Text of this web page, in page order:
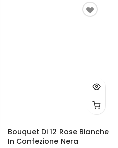
Bouquet Di 12 Rose Bianche
In Confezione Nera